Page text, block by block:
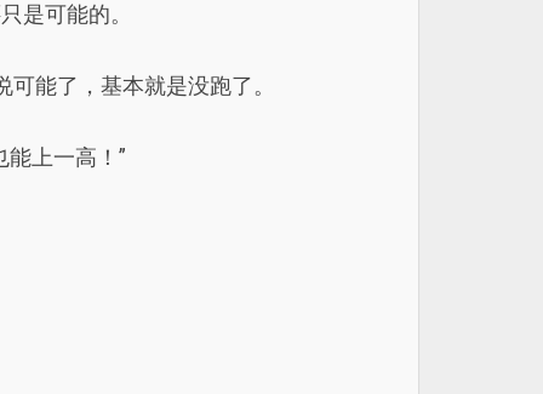
是可能的。
能了，基本就是没跑了。
上一高！”